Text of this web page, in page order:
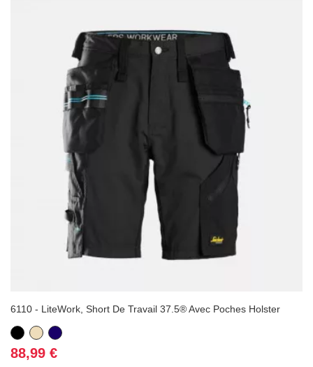
(2
6110 - LiteWork, Short De Travail 37.5® Avec Poches Holster
Noir BeigeBleu
marine
Prix
88,99 €